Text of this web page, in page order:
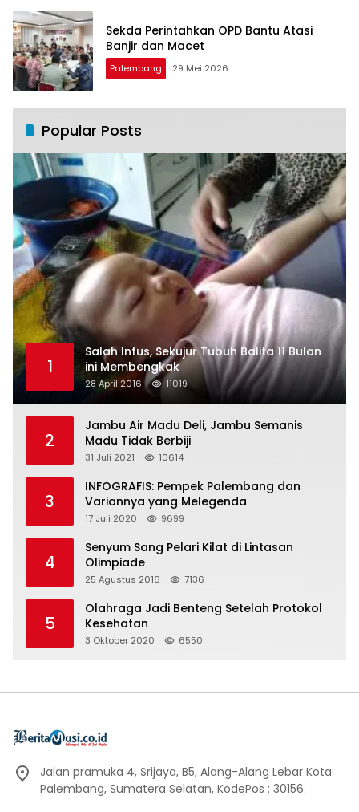
Sekda Perintahkan OPD Bantu Atasi
Banjir dan Macet
Palembang 29 Mei 2026
Popular Posts
1
Salah Infus, Sekujur Tubuh Balita 11 Bulan
ini Membengkak
28 April 2016 11019
2
Jambu Air Madu Deli, Jambu Semanis
Madu Tidak Berbiji
31 Juli 2021 10614
3
INFOGRAFIS: Pempek Palembang dan
Variannya yang Melegenda
17 Juli 2020 9699
4
Senyum Sang Pelari Kilat di Lintasan
Olimpiade
25 Agustus 2016 7136
5
Olahraga Jadi Benteng Setelah Protokol
Kesehatan
3 Oktober 2020 6550
Jalan pramuka 4, Srijaya, B5, Alang-Alang Lebar Kota
Palembang, Sumatera Selatan, KodePos : 30156.